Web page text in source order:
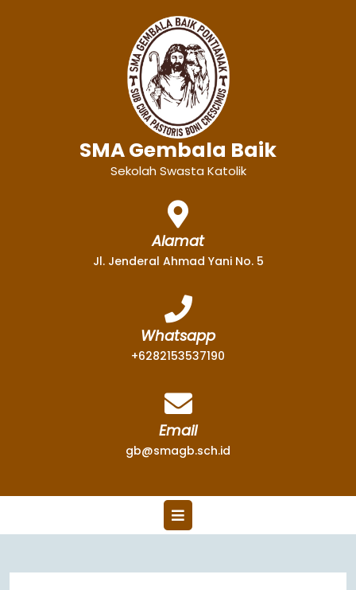
SMA Gembala Baik
Sekolah Swasta Katolik
Alamat
Jl. Jenderal Ahmad Yani No. 5
Whatsapp
+6282153537190
Email
gb@smagb.sch.id